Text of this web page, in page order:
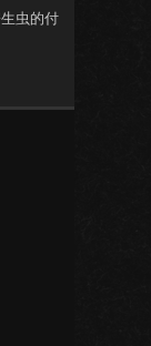
虫的付